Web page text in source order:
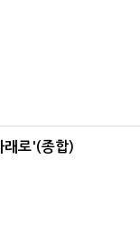
래로'(종합)